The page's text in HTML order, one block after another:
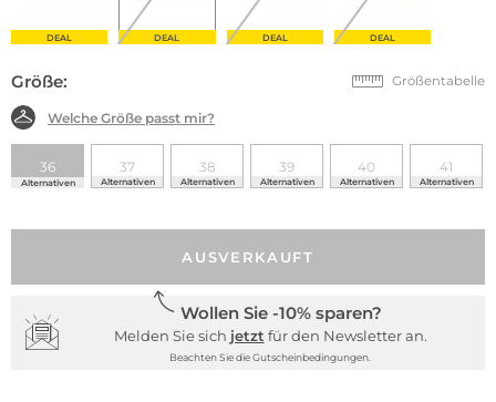
DEAL DEAL DEAL DEAL
Größe: Größentabelle
Welche Größe passt mir?
36
Alternativen
37
Alternativen
38
Alternativen
39
Alternativen
40
Alternativen
41
Alternativen
AUSVERKAUFT
Wollen Sie -10% sparen?
Melden Sie sich jetzt für den Newsletter an.
Beachten Sie die Gutscheinbedingungen.